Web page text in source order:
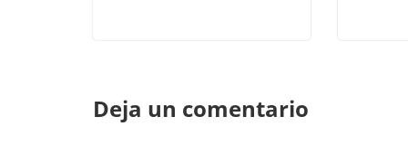
Deja un comentario